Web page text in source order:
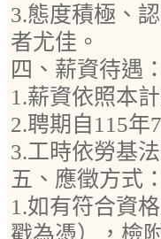
3.態度積極、
者尤佳。
四、薪資待遇：
1.薪資依照本
2.聘期自115年
3.工時依勞基
五、應徵方式：
1.如有符合資
戳為憑），檢